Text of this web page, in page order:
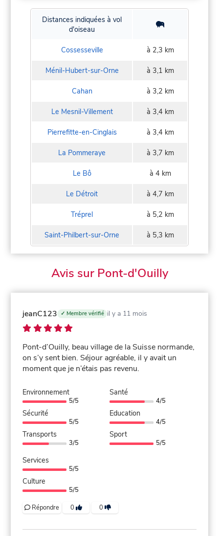
Distances indiquées à vol
d'oiseau
Cossesseville à 2,3 km
Ménil-Hubert-sur-Orne à 3,1 km
Cahan à 3,2 km
Le Mesnil-Villement à 3,4 km
Pierrefitte-en-Cinglais à 3,4 km
La Pommeraye à 3,7 km
Le Bô à 4 km
Le Détroit à 4,7 km
Tréprel à 5,2 km
Saint-Philbert-sur-Orne à 5,3 km
Avis sur Pont-d'Ouilly
jeanC123 ✓ Membre vérifié il y a 11 mois
Pont-d’Ouilly, beau village de la Suisse normande,
on s’y sent bien. Séjour agréable, il y avait un
moment que je n’étais pas revenu.
Environnement
5/5
Sécurité
5/5
Transports
3/5
Santé
4/5
Education
4/5
Sport
5/5
Services
5/5
Culture
5/5
Répondre 0 0